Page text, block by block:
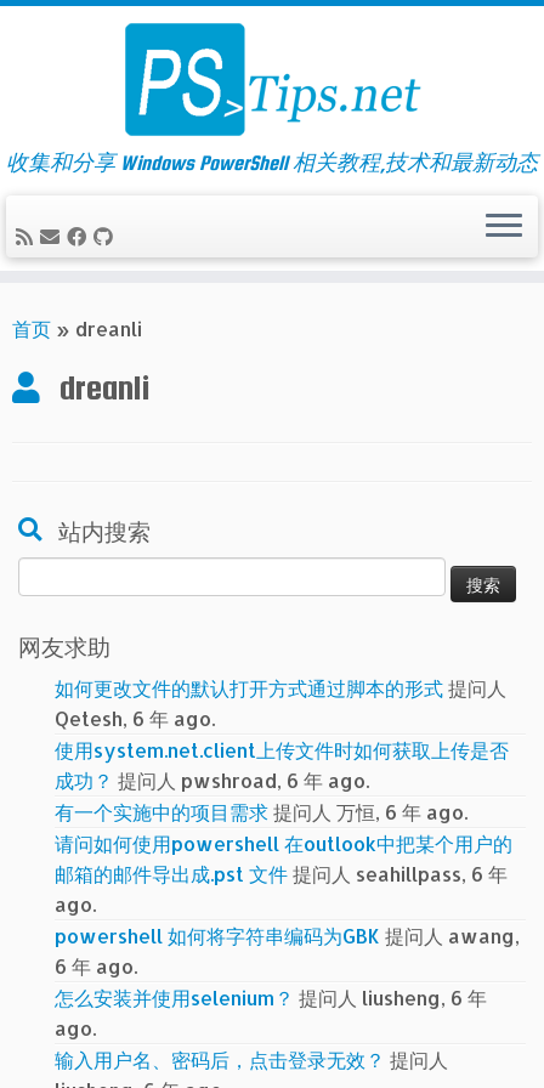
Skip
收集和分享 Windows PowerShell 相关教程,技术和最新动态
首页 » dreanli
dreanli
站内搜索
索：
网友求助
如何更改文件的默认打开方式通过脚本的形式提问人
Qetesh, 6 年 ago.
使用system.net.client上传文件时如何获取上传是否
成功？ 提问人 pwshroad, 6 年 ago.
有一个实施中的项目需求提问人 万恒, 6 年 ago.
请问如何使用powershell 在outlook中把某个用户的
邮箱的邮件导出成.pst 文件提问人 seahillpass, 6 年
ago.
powershell 如何将字符串编码为GBK 提问人 awang,
6 年 ago.
怎么安装并使用selenium？ 提问人 liusheng, 6 年
ago.
输入用户名、密码后，点击登录无效？ 提问人